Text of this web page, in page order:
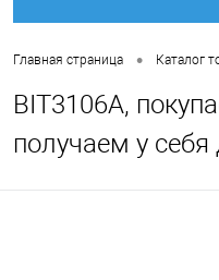
Главная страница • Каталог
BIT3106A,
получаем у